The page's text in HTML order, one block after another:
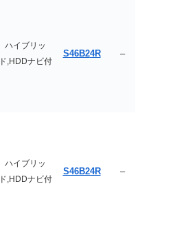
ハイブリッ
ド,HDDナビ付
S46B24R –
ハイブリッ
ド,HDDナビ付
S46B24R –